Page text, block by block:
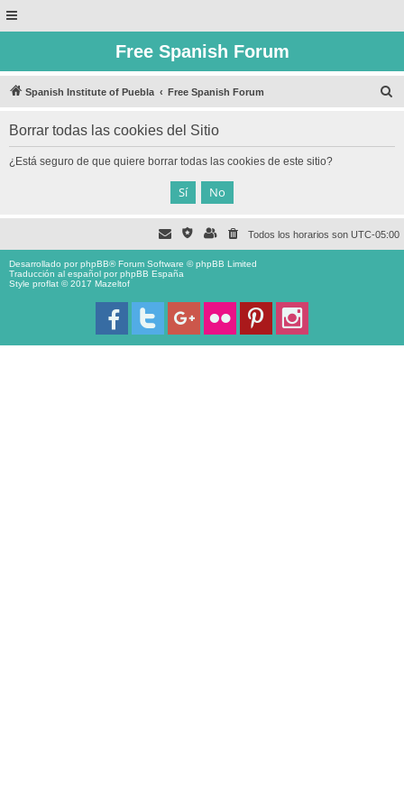
Free Spanish Forum
Spanish Institute of Puebla Free Spanish Forum
Borrar todas las cookies del Sitio
¿Está seguro de que quiere borrar todas las cookies de este sitio?
Todos los horarios son UTC-05:00
Desarrollado porphpBB® Forum Software © phpBB Limited
Traducción al español porphpBB España
Style proflat © 2017 Mazeltof